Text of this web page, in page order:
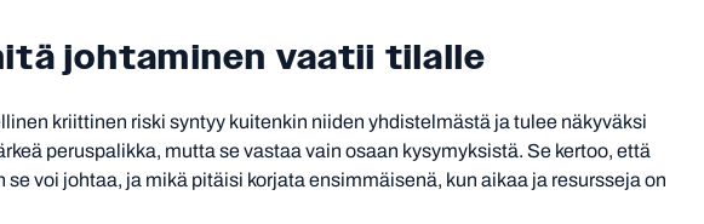
johtaminen vaatii tilalle
kriittinen riski syntyy kuitenkin niiden yhdistelmästä ja tulee näkyväksi
peruspalikka, mutta se vastaa vain osaan kysymyksistä. Se kertoo, että
voi johtaa, ja mikä pitäisi korjata ensimmäisenä, kun aikaa ja resursseja on